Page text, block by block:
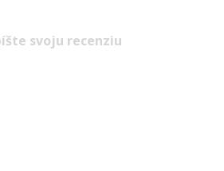
svoju recenziu